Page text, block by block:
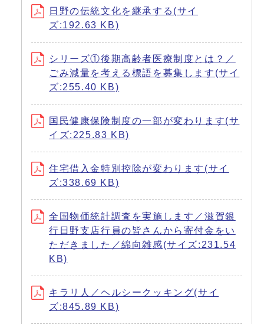
日野の伝統文化を継承する(サイ
ズ:192.63 KB)
シリーズ①後期高齢者医療制度とは？／
ごみ減量を考える標語を募集します(サイ
ズ:255.40 KB)
国民健康保険制度の一部が変わります(サ
イズ:225.83 KB)
住宅借入金特別控除が変わります(サイ
ズ:338.69 KB)
全国物価統計調査を実施します／滋賀銀
行日野支店行員の皆さんから寄付金をい
ただきました／綿向雑感(サイズ:231.54
KB)
キラリ人／ヘルシークッキング(サイ
ズ:845.89 KB)